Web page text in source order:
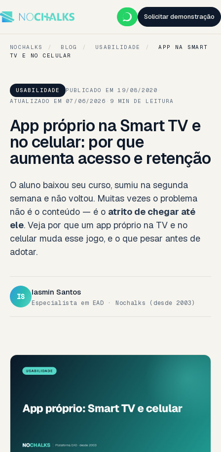
Solicitar demonstração
NOCHALKS / BLOG / USABILIDADE /
APP NA SMART
TV E NO CELULAR
USABILIDADE PUBLICADO EM 19/08/2020 ·
ATUALIZADO EM 07/06/2026 · 9 MIN DE LEITURA
App próprio na Smart TV e
no celular: por que
aumenta acesso e retenção
O aluno baixou seu curso, sumiu na segunda
semana e não voltou. Muitas vezes o problema
não é o conteúdo — é o atrito de chegar até
ele. Veja por que um app próprio na TV e no
celular muda esse jogo, e o que pesar antes de
adotar.
IS Iasmin Santos
Especialista em EAD · Nochalks (desde 2003)